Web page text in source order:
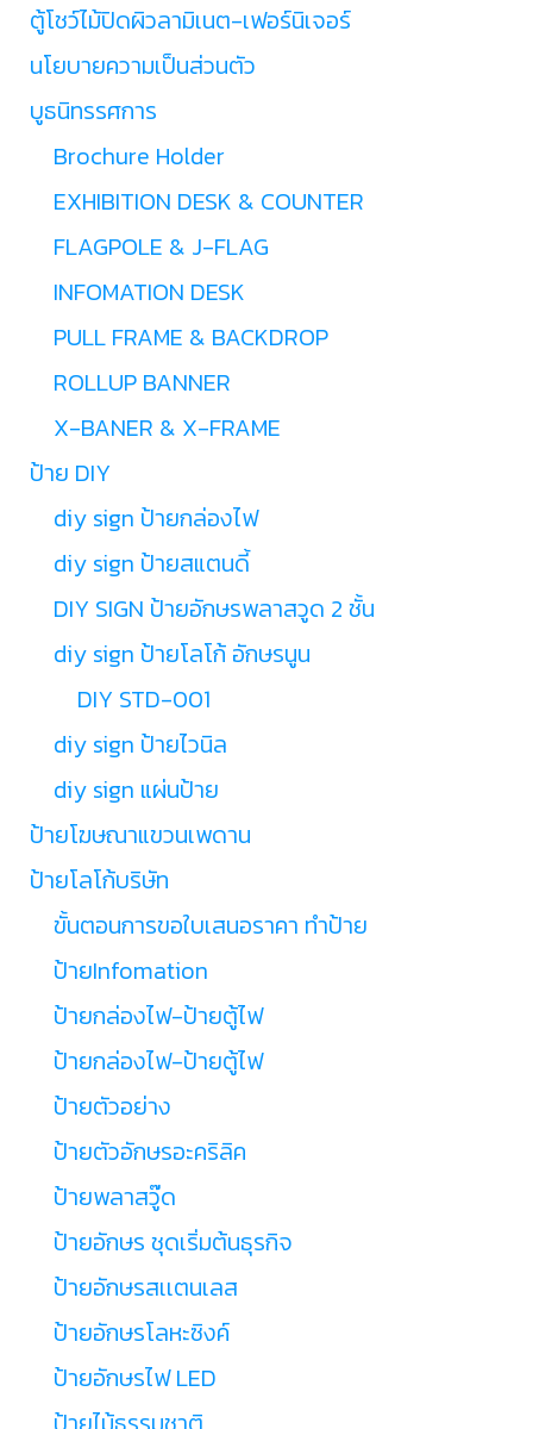
ตู้โชว์ไม้ปิดผิวลามิเนต-เฟอร์นิเจอร์
นโยบายความเป็นส่วนตัว
บูธนิทรรศการ
Brochure Holder
EXHIBITION DESK & COUNTER
FLAGPOLE & J-FLAG
INFOMATION DESK
PULL FRAME & BACKDROP
ROLLUP BANNER
X-BANER & X-FRAME
ป้าย DIY
diy sign ป้ายกล่องไฟ
diy sign ป้ายสแตนดี้
DIY SIGN ป้ายอักษรพลาสวูด 2 ชั้น
diy sign ป้ายโลโก้ อักษรนูน
DIY STD-001
diy sign ป้ายไวนิล
diy sign แผ่นป้าย
ป้ายโฆษณาแขวนเพดาน
ป้ายโลโก้บริษัท
ขั้นตอนการขอใบเสนอราคา ทำป้าย
ป้ายInfomation
ป้ายกล่องไฟ-ป้ายตู้ไฟ
ป้ายกล่องไฟ-ป้ายตู้ไฟ
ป้ายตัวอย่าง
ป้ายตัวอักษรอะคริลิค
ป้ายพลาสวู๊ด
ป้ายอักษร ชุดเริ่มต้นธุรกิจ
ป้ายอักษรสเเตนเลส
ป้ายอักษรโลหะซิงค์
ป้ายอักษรไฟ LED